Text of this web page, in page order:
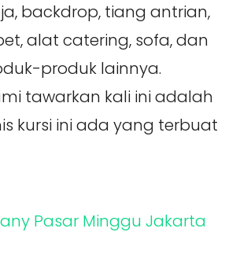
backdrop, tiang antrian,
alat catering, sofa, dan
produk lainnya.
tawarkan kali ini adalah
kursi ini ada yang terbuat